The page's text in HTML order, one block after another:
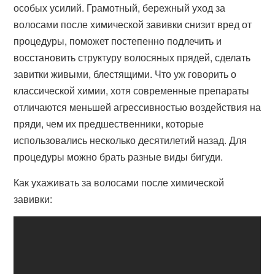
особых усилий. Грамотный, бережный уход за
волосами после химической завивки снизит вред от
процедуры, поможет постепенно подлечить и
восстановить структуру волосяных прядей, сделать
завитки живыми, блестящими. Что уж говорить о
классической химии, хотя современные препараты
отличаются меньшей агрессивностью воздействия на
пряди, чем их предшественники, которые
использовались несколько десятилетий назад. Для
процедуры можно брать разные виды бигуди.
Как ухаживать за волосами после химической
завивки: